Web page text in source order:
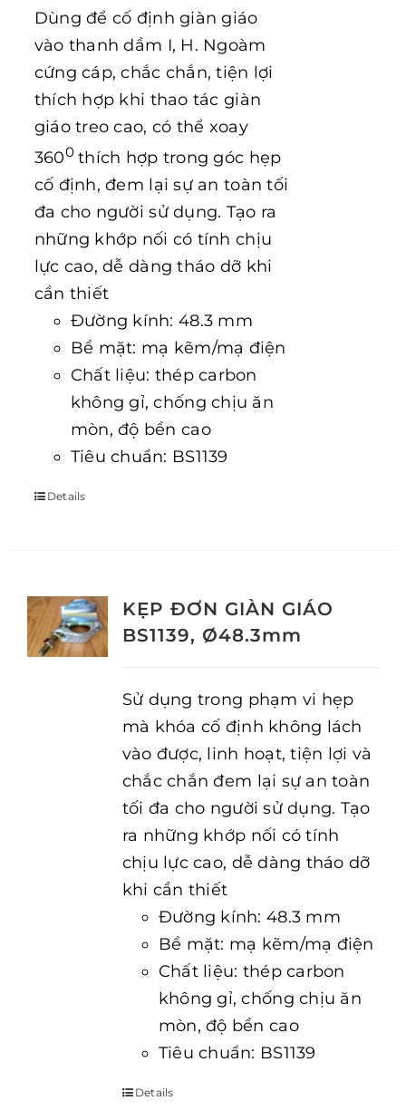
Dùng để cố định giàn giáo
vào thanh dầm I, H. Ngoàm
cứng cáp, chắc chắn, tiện lợi
thích hợp khi thao tác giàn
giáo treo cao, có thể xoay
3600thích hợp trong góc hẹp
cố định, đem lại sự an toàn tối
đa cho người sử dụng. Tạo ra
những khớp nối có tính chịu
lực cao, dễ dàng tháo dỡ khi
cần thiết
Đường kính: 48.3 mm
Bề mặt: mạ kẽm/mạ điện
Chất liệu: thép carbon
không gỉ, chống chịu ăn
mòn, độ bền cao
Tiêu chuẩn: BS1139
Details
KẸP ĐƠN GIÀN GIÁO
BS1139, Ø48.3mm
Sử dụng trong phạm vi hẹp
mà khóa cố định không lách
vào được, linh hoạt, tiện lợi và
chắc chắn đem lại sự an toàn
tối đa cho người sử dụng. Tạo
ra những khớp nối có tính
chịu lực cao, dễ dàng tháo dỡ
khi cần thiết
Đường kính: 48.3 mm
Bề mặt: mạ kẽm/mạ điện
Chất liệu: thép carbon
không gỉ, chống chịu ăn
mòn, độ bền cao
Tiêu chuẩn: BS1139
Details